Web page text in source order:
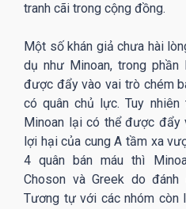
tranh cãi trong cộng đồng.
Một số khán giả chưa hài
dụ như Minoan, trong
được đẩy vào vai trò chém
có quân chủ lực. Tuy
Minoan lại có thể được
lợi hại của cung A tầm xa
4 quân bán máu thì
Choson và Greek do
Tương tự với các nhóm còn